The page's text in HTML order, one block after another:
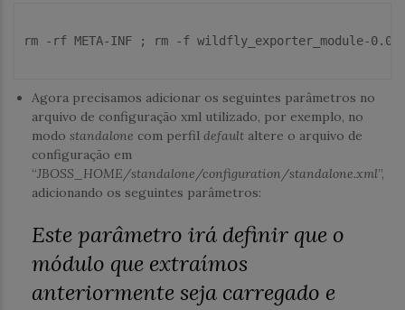
rm -rf META-INF ; rm -f wildfly_exporter_module-
Agora precisamos adicionar os seguintes parâmetros no
arquivo de configuração xml utilizado, por exemplo, no
modo standalone com perfil default altere o arquivo de
configuração em
“JBOSS_HOME/standalone/configuration/standalone.xml”,
adicionando os seguintes parâmetros:
Este parâmetro irá definir que o
módulo que extraímos
anteriormente seja carregado e